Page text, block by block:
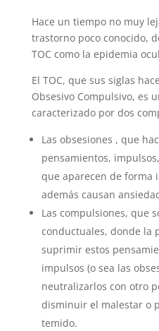
Hace un tiempo no muy
trastorno poco conocido,
TOC como la epidemia
El TOC, que sus siglas
Obsesivo Compulsivo, es
caracterizado por dos
Las obsesiones , que
pensamientos,
que aparecen de forma
además causan
Las compulsiones, que
conductuales, donde la
suprimir estos
impulsos (o sea las
neutralizarlos con otro
disminuir el malestar o
temido.